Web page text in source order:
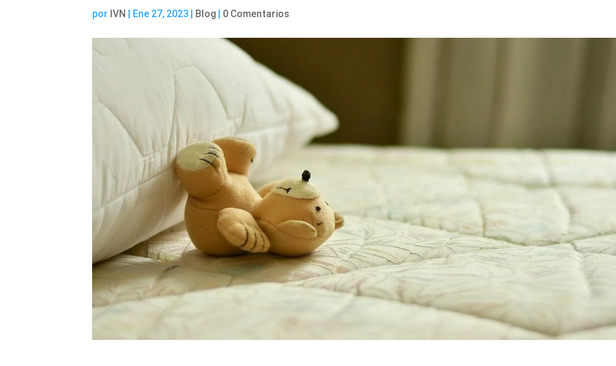
por IVN Ene 27, 2023 Blog 0 Comentarios